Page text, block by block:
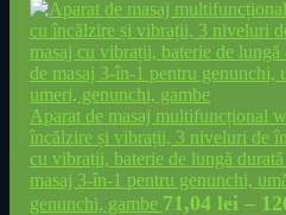
Aparat de masaj multifuncțional
încălzire și vibrații, 3 niveluri de
cu vibrații, baterie de lungă
masaj 3-în-1 pentru genunchi,
genunchi, gambe 71,04 lei –